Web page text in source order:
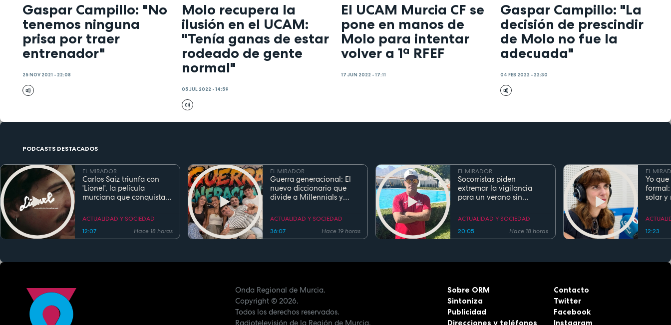
Gaspar Campillo: "No
tenemos ninguna
prisa por traer
entrenador"
25 NOV 2021 - 22:08
Molo recupera la
ilusión en el UCAM:
"Tenía ganas de estar
rodeado de gente
normal"
05 JUL 2022 - 14:59
El UCAM Murcia CF se
pone en manos de
Molo para intentar
volver a 1ª RFEF
17 JUN 2022 - 17:11
Gaspar Campillo: "La
decisión de prescindir
de Molo no fue la
adecuada"
04 FEB 2022 - 22:30
PODCASTS DESTACADOS
EL MIRADOR
Carlos Saiz triunfa con
'Lionel', la película
murciana que conquista
estreno
ACTUALIDAD Y SOCIEDAD
12:07
Hace 18 horas
EL MIRADOR
Guerra generacional: El
nuevo diccionario que
divide a Millennials y
ACTUALIDAD Y SOCIEDAD
36:07
Hace 19 horas
EL MIRADOR
Socorristas piden
extremar la vigilancia
para un verano sin
regla de los 5 segundos
ACTUALIDAD Y SOCIEDAD
20:05
Hace 18 horas
EL
Yo
solar y
12:23
Onda Regional de Murcia.
Copyright© 2026.
Todos los derechos reservados.
Radiotelevisión de la Región de Murcia.
Sobre ORM
Sintoniza
Publicidad
Direcciones y teléfonos
Contacto
Twitter
Facebook
Instagram